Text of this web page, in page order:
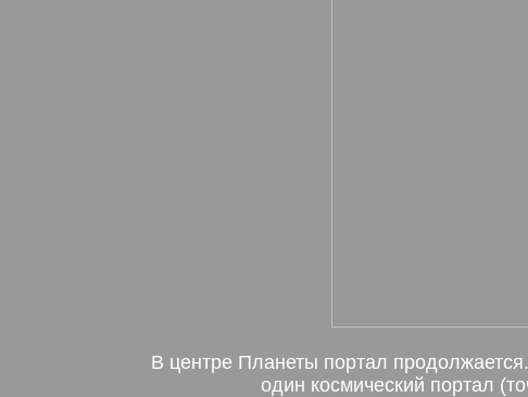
В центре Планеты портал
один космический портал